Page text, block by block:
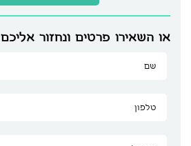
או השאירו פרטים ונחזור אליכם